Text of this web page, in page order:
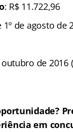
: R$ 11.722,96
1º de agosto de
outubro de 2016
em